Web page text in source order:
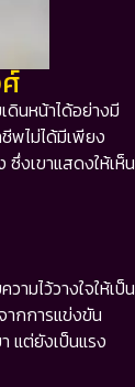
ดินหน้าได้อย่างมี
พไม่ได้มีเพียง
งเขาแสดงให้เห็น
มไว้วางใจให้เป็น
ากการแข่งขัน
แต่ยังเป็นแรง